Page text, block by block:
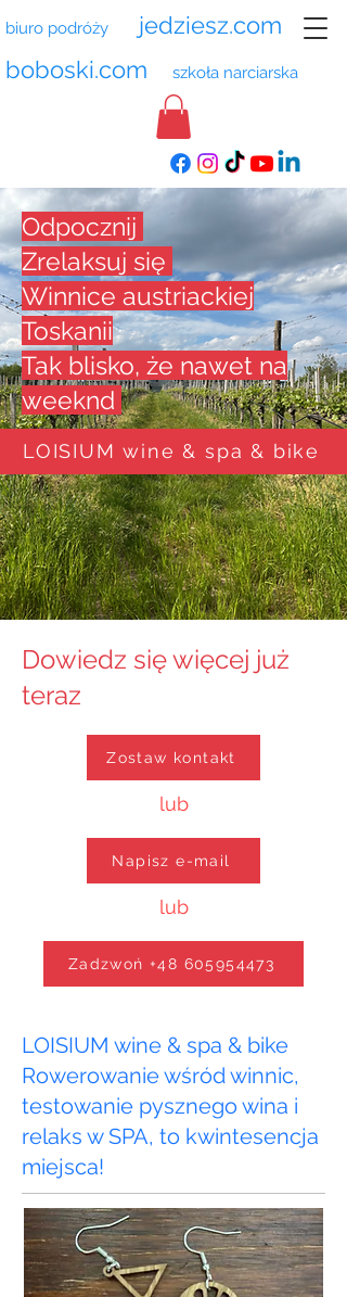
boboski.com szkoła narciarska
biuro podróży jedziesz.com
Odpocznij
Zrelaksuj się
Winnice austriackiej
Toskanii
Tak blisko, że nawet na
weeknd
LOISIUM wine & spa & bike
Dowiedz się więcej już
teraz
Zostaw kontakt
lub
Napisz e-mail
lub
Zadzwoń +48 605954473
LOISIUM wine & spa & bike
Rowerowanie wśród winnic,
testowanie pysznego wina i
relaks w SPA, to kwintesencja
miejsca!